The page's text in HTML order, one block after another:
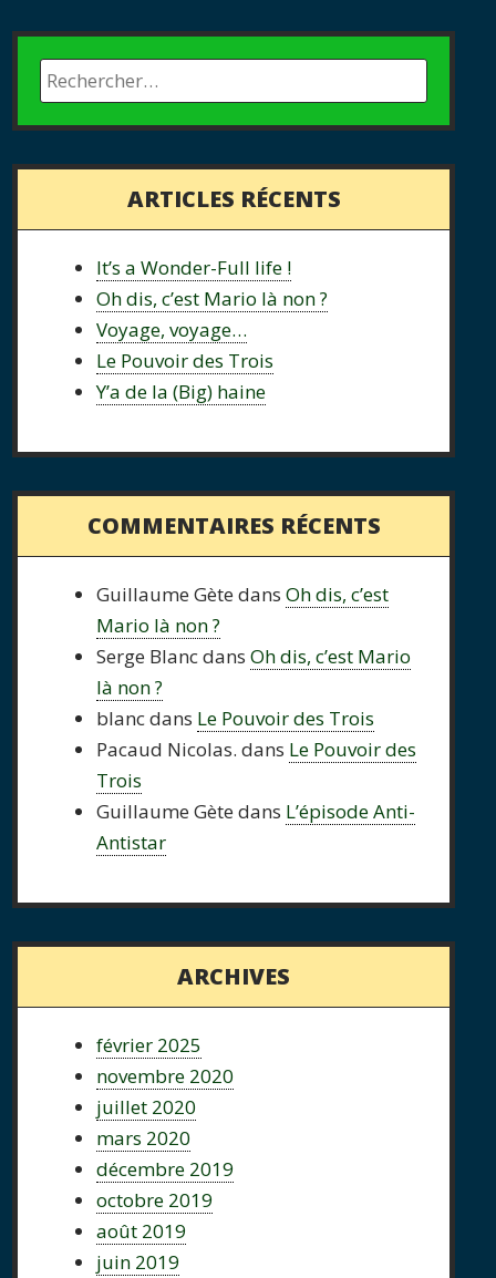
ARTICLES RÉCENTS
It’s a Wonder-Full life !
Oh dis, c’est Mario là non ?
Voyage, voyage…
Le Pouvoir des Trois
Y’a de la (Big) haine
COMMENTAIRES RÉCENTS
Guillaume Gète dansOh dis, c’est
Mario là non ?
Serge BlancdansOh dis, c’est Mario
là non ?
blancdans Le Pouvoir des Trois
Pacaud Nicolas. dans Le Pouvoir des
Trois
Guillaume Gète dans L’épisode Anti-
Antistar
ARCHIVES
février 2025
novembre 2020
juillet 2020
mars 2020
décembre 2019
octobre 2019
août 2019
juin 2019